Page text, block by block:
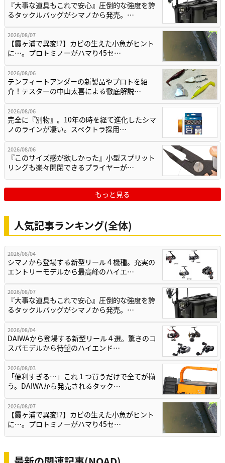
『大事な道具もこれで安心』圧倒的な強度を誇
るタックルバッグがシマノから発売。…
2026/08/07
【霞ヶ浦で異変!?】カビの生えた小魚がヒント
に…。プロトミノーがハマり45セ…
2026/08/06
テンフィートアンダーの新製品やプロトを紹
介！テスターの中山太喜による徹底解説…
2026/08/06
完全に『別物』。10年の時を経て進化したシマ
ノのラインが凄い。スペクトラ採用…
2026/08/06
『このサイズ感が欲しかった』小型スプリット
リングも楽々開閉できるプライヤーが…
もっと見る
人気記事ランキング(全体)
2026/08/04
シマノから登場する新型リール４機種。充実の
エントリーモデルから最高峰のハイエ…
2026/08/07
『大事な道具もこれで安心』圧倒的な強度を誇
るタックルバッグがシマノから発売。…
2026/08/04
DAIWAから登場する新型リール４選。驚きのコ
スパモデルから待望のハイエンド…
2026/08/03
「便利すぎる…」これ１つ買うだけで全てが揃
う。DAIWAから発売されるタック…
2026/08/07
【霞ヶ浦で異変!?】カビの生えた小魚がヒント
に…。プロトミノーがハマり45セ…